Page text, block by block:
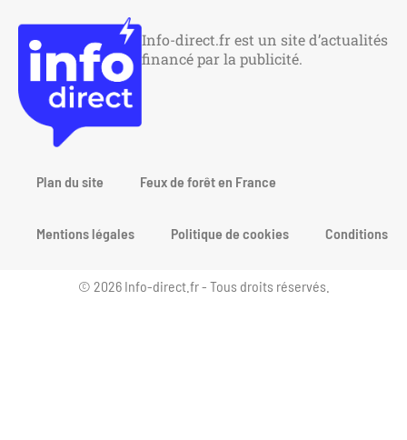
Info-direct.fr est un site d’actualités
financé par la publicité.
Plan du site Feux de forêt en France
Mentions légales Politique de cookies Conditions
© 2026 Info-direct.fr - Tous droits réservés.